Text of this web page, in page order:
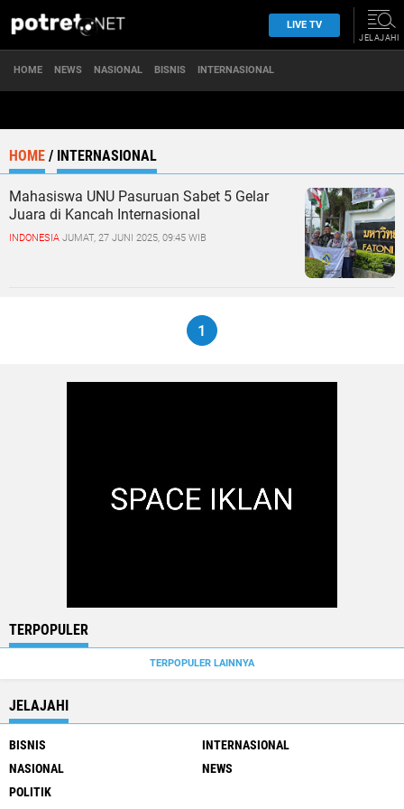
LIVE TV
JELAJAHI
HOME NEWS NASIONAL BISNIS INTERNASIONAL
HOME / INTERNASIONAL
Mahasiswa UNU Pasuruan Sabet 5 Gelar
Juara di Kancah Internasional
INDONESIA JUMAT, 27 JUNI 2025, 09:45 WIB
1
TERPOPULER
TERPOPULER LAINNYA
JELAJAHI
BISNIS
INTERNASIONAL
NASIONAL
NEWS
POLITIK